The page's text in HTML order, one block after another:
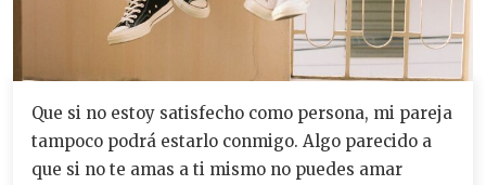
Que si no estoy satisfecho como persona, mi pareja
tampoco podrá estarlo conmigo. Algo parecido a
que si no te amas a ti mismo no puedes amar